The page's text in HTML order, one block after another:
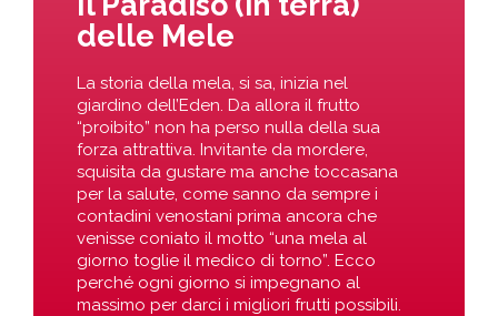
delle Mele
La storia della mela, si sa, inizia nel
giardino dell’Eden. Da allora il frutto
“proibito” non ha perso nulla della sua
forza attrattiva. Invitante da mordere,
squisita da gustare ma anche toccasana
per la salute, come sanno da sempre i
contadini venostani prima ancora che
venisse coniato il motto “una mela al
giorno toglie il medico di torno”. Ecco
perché ogni giorno si impegnano al
massimo per darci i migliori frutti possibili.